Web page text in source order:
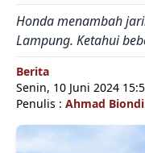
Honda menambah
Lampung. Ketahui
Berita
Senin, 10 Juni 2024
Penulis : Ahmad Biondi